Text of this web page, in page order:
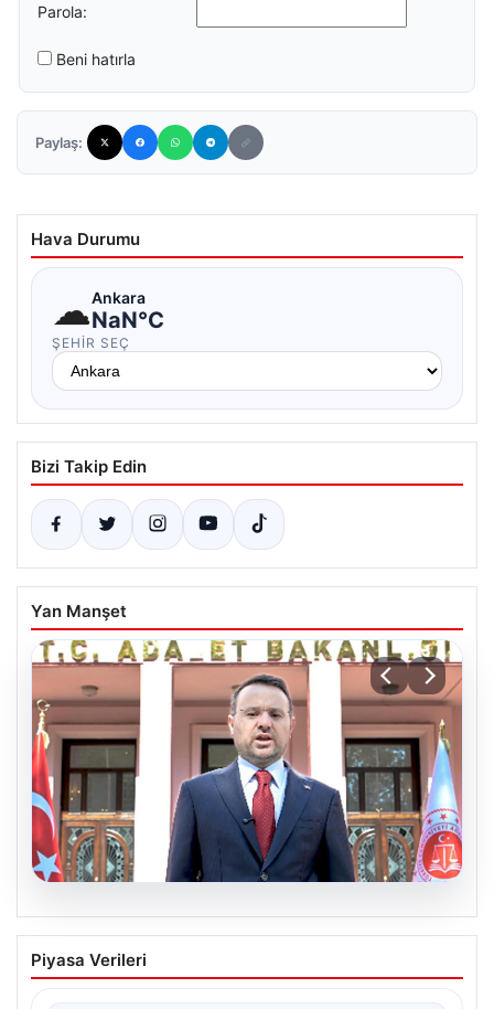
Parola:
Beni hatırla
Paylaş:
Hava Durumu
☁Ankara
NaN°C
ŞEHIR SEÇ
Bizi Takip Edin
Yan Manşet
06.08.2026
Bakan Gürlek’ten Çerçeve Yasa
Hakkında Önemli Açıklamalar: Hukuk
Piyasa Verileri